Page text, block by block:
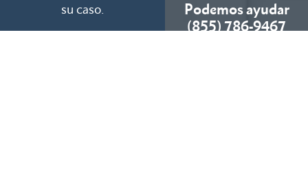
su caso.
Podemos ayudar
(855) 786-9467